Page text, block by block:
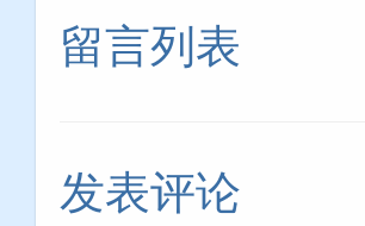
留言列表
发表评论